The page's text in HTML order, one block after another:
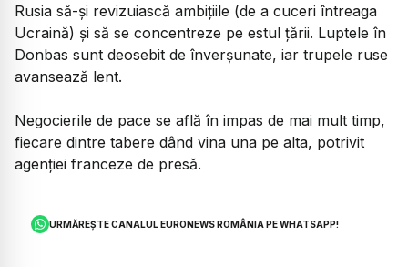
Rusia să-şi revizuiască ambiţiile (de a cuceri întreaga
Ucraină) şi să se concentreze pe estul ţării. Luptele în
Donbas sunt deosebit de înverşunate, iar trupele ruse
avansează lent.
Negocierile de pace se află în impas de mai mult timp,
fiecare dintre tabere dând vina una pe alta, potrivit
agenţiei franceze de presă.
URMĂREȘTE CANALUL EURONEWS ROMÂNIA PE WHATSAPP!